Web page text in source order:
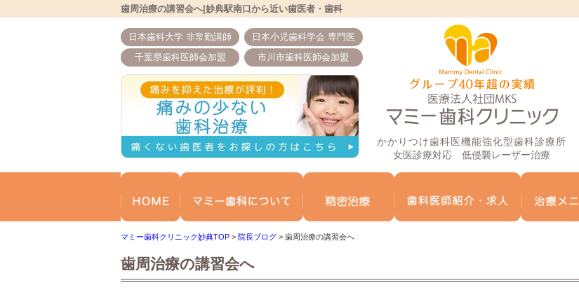
歯周治療の講習会へ|妙典駅南口から近い歯医者・歯科
日本歯科大学 非常勤講師
日本小児歯科学会 専門医
千葉県歯科医師会加盟
市川市歯科医師会加盟
かかりつけ歯科医機能強化型歯科診療所
女医診療対応 低侵襲レーザー治療
ホーム マミー歯科についてマイクロスコープ精密治療歯科医師紹介
マミー歯科クリニック妙典TOP > 院長ブログ > 歯周治療の講習会へ
歯周治療の講習会へ